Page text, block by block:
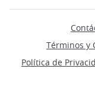
Términos y
Política de